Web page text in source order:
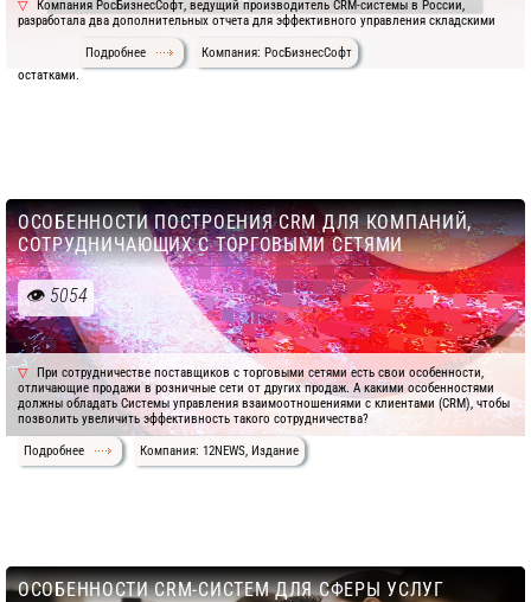
Компания РосБизнесСофт, ведущий производитель CRM-системы в России,
разработала два дополнительных отчета для эффективного управления складскими
остатками.
Подробнее Компания: РосБизнесСофт
ОСОБЕННОСТИ ПОСТРОЕНИЯ CRM ДЛЯ КОМПАНИЙ,
СОТРУДНИЧАЮЩИХ С ТОРГОВЫМИ СЕТЯМИ
5054
При сотрудничестве поставщиков с торговыми сетями есть свои особенности,
отличающие продажи в розничные сети от других продаж. А какими особенностями
должны обладать Системы управления взаимоотношениями с клиентами (CRM), чтобы
позволить увеличить эффективность такого сотрудничества?
Подробнее Компания: 12NEWS, Издание
ОСОБЕННОСТИ CRM-СИСТЕМ ДЛЯ СФЕРЫ УСЛУГ